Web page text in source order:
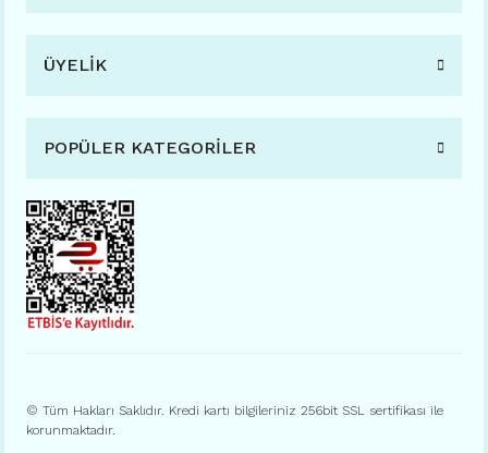
ÜYELİK
POPÜLER KATEGORİLER
© Tüm Hakları Saklıdır. Kredi kartı bilgileriniz 256bit SSL sertifikası ile
korunmaktadır.